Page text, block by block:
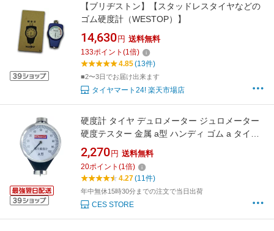
【ブリヂストン】【スタッドレスタイヤなどの
ゴム硬度計（WESTOP）】
14,630 円 送料無料
133ポイント (1倍)
4.85(13件)
■2〜3日でお届け出来ます
タイヤマート24! 楽天市場店
硬度計 タイヤ デュロメーター ジュロメーター
硬度テスター 金属 a型 ハンディ ゴム a タイヤ
ラバーメーター スタッドレス
2,270 円 送料無料
20ポイント (1倍)
4.27(11件)
年中無休15時30分までの注文で当日出荷
CES STORE